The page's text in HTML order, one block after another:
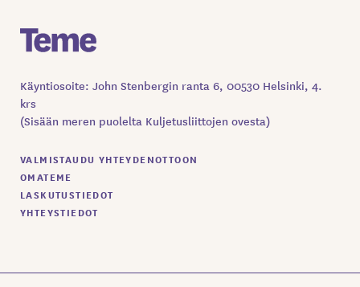
Käyntiosoite: John Stenbergin ranta 6, 00530 Helsinki, 4.
krs
(Sisään meren puolelta Kuljetusliittojen ovesta)
VALMISTAUDU YHTEYDENOTTOON
OMATEME
LASKUTUSTIEDOT
YHTEYSTIEDOT